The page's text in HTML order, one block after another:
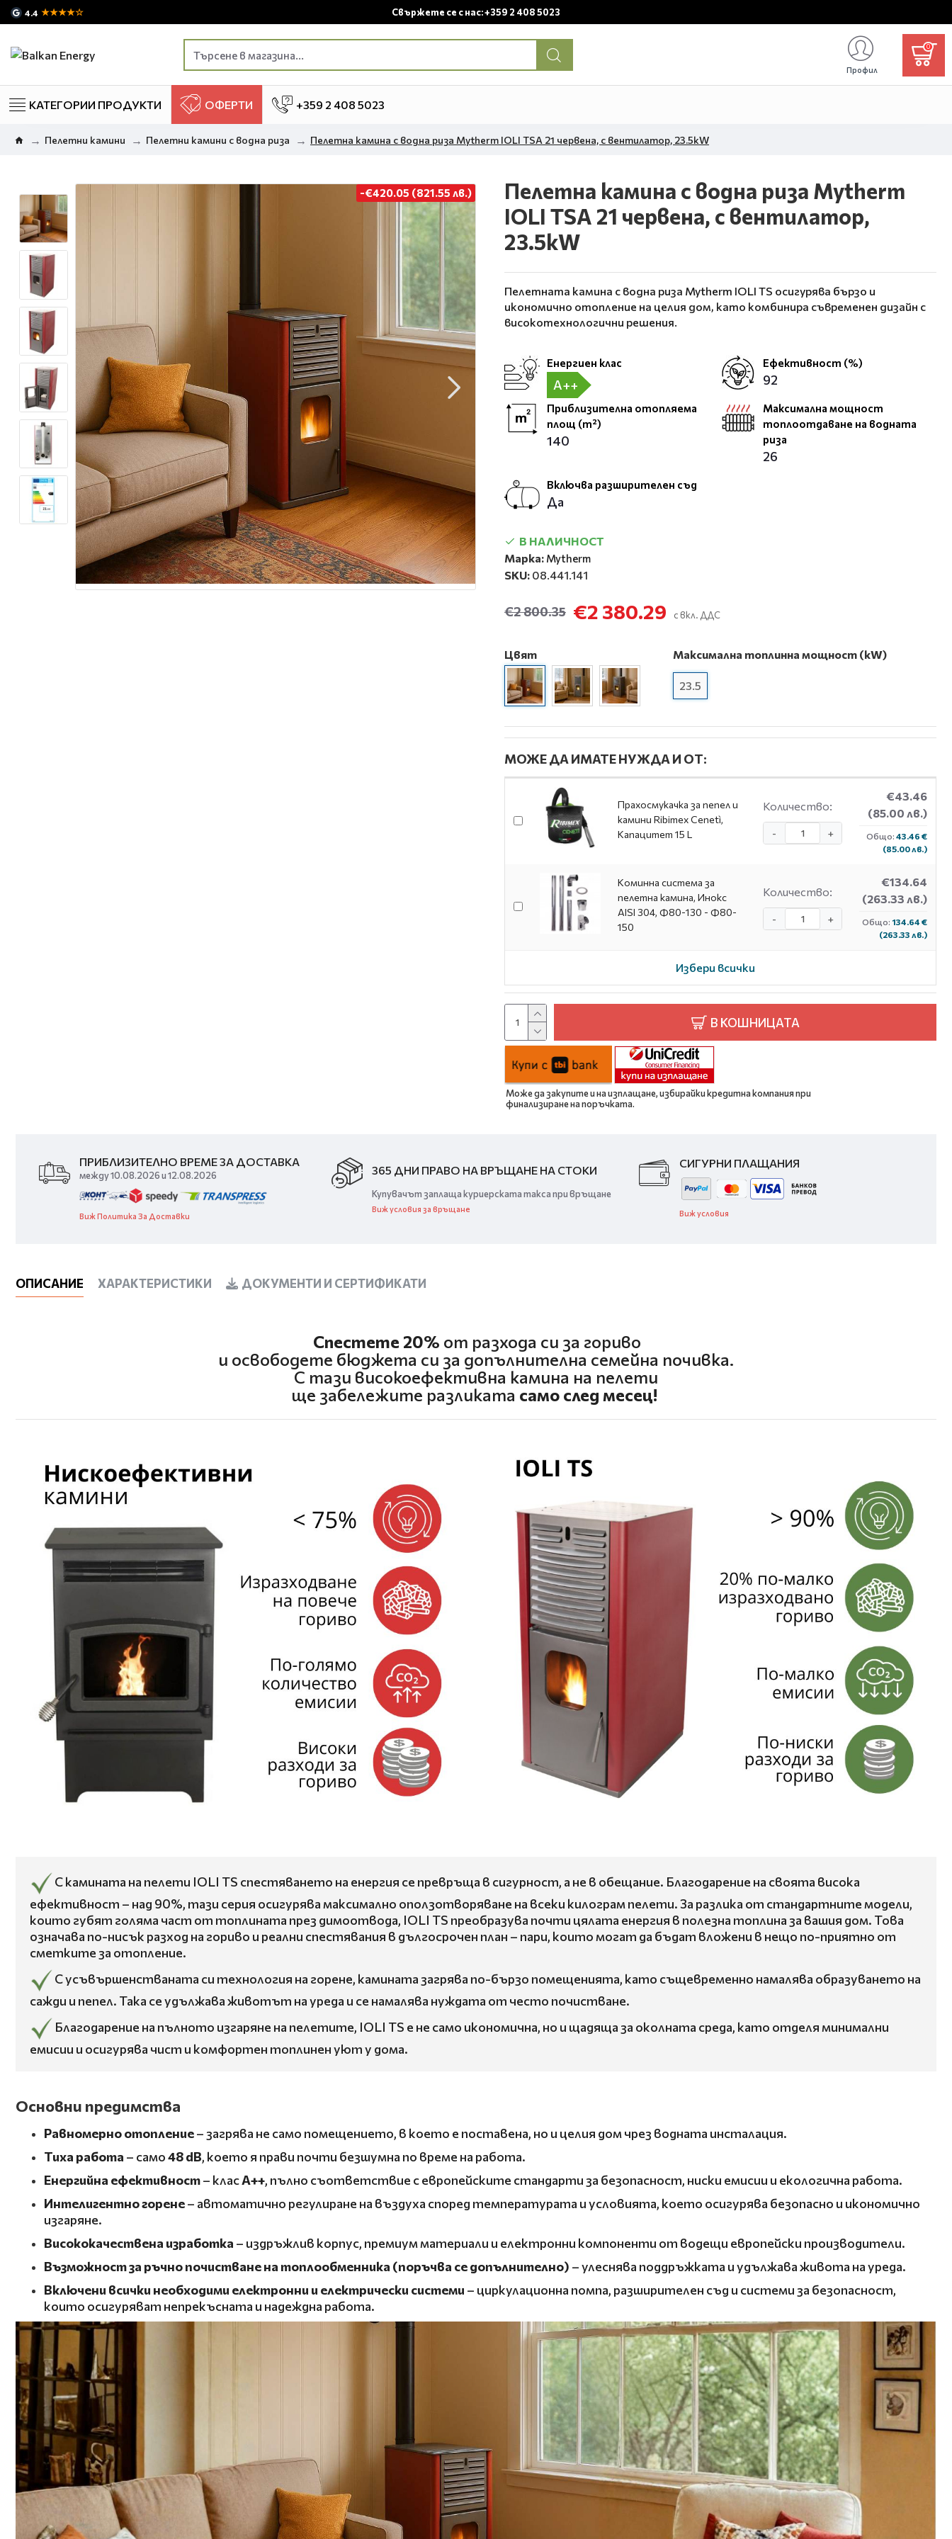
4.4 ★★★★☆ Свържете се с нас: +359 2 408 5023
Профил
0
КАТЕГОРИИ ПРОДУКТИ ОФЕРТИ +359 2 408 5023
Пелетни камини Пелетни камини с водна риза Пелетна камина с водна риза Mytherm IOLI TSA 21 червена, с вентилатор, 23.5kW
-€420.05 (821.55 лв.)
Пелетна камина с водна риза Mytherm
IOLI TSA 21 червена, с вентилатор,
23.5kW
Пелетната камина с водна риза Mytherm IOLI TS осигурява бързо и
икономично отопление на целия дом, като комбинира съвременен дизайн с
високотехнологични решения.
Енергиен клас
A++
Ефективност (%)
92
Приблизителна отопляема
площ (m²)
140
Максимална мощност
топлоотдаване на водната
риза
26
Включва разширителен съд
Да
В НАЛИЧНОСТ
Марка: Mytherm
SKU: 08.441.141
€2 380.29
€2 800.35 с вкл. ДДС
Цвят Максимална топлинна мощност (kW)
23.5
МОЖЕ ДА ИМАТЕ НУЖДА И ОТ:
Прахосмукачка за пепел и
камини Ribimex Cenetì,
Капацитет 15 L
Количество:
- +
€43.46
(85.00 лв.)
Общо: 43.46 €
(85.00 лв.)
Коминна система за
пелетна камина, Инокс
AISI 304, Ф80-130 - Ф80-
150
Количество:
- +
€134.64
(263.33 лв.)
Общо: 134.64 €
(263.33 лв.)
Избери всички
В КОШНИЦАТА
Може да закупите и на изплащане, избирайки кредитна компания при
финализиране на поръчката.
ПРИБЛИЗИТЕЛНО ВРЕМЕ ЗА ДОСТАВКА
между 10.08.2026 и 12.08.2026
Виж Политика За Доставки
365 ДНИ ПРАВО НА ВРЪЩАНЕ НА СТОКИ
Купувачът заплаща куриерската такса при връщане
Виж условия за връщане
СИГУРНИ ПЛАЩАНИЯ
Виж условия
ОПИСАНИЕ ХАРАКТЕРИСТИКИ ДОКУМЕНТИ И СЕРТИФИКАТИ
Спестете 20% от разхода си за гориво
и освободете бюджета си за допълнителна семейна почивка.
С тази високоефективна камина на пелети
ще забележите разликата само след месец!
С камината на пелети IOLI TS спестяването на енергия се превръща в сигурност, а не в обещание. Благодарение на своята висока
ефективност – над 90%, тази серия осигурява максимално оползотворяване на всеки килограм пелети. За разлика от стандартните модели,
които губят голяма част от топлината през димоотвода, IOLI TS преобразува почти цялата енергия в полезна топлина за вашия дом. Това
означава по-нисък разход на гориво и реални спестявания в дългосрочен план – пари, които могат да бъдат вложени в нещо по-приятно от
сметките за отопление.
С усъвършенстваната си технология на горене, камината загрява по-бързо помещенията, като същевременно намалява образуването на
сажди и пепел. Така се удължава животът на уреда и се намалява нуждата от често почистване.
Благодарение на пълното изгаряне на пелетите, IOLI TS е не само икономична, но и щадяща за околната среда, като отделя минимални
емисии и осигурява чист и комфортен топлинен уют у дома.
Основни предимства
Равномерно отопление– загрява не само помещението, в което е поставена, но и целия дом чрез водната инсталация.
Тиха работа – само48 dB, което я прави почти безшумна по време на работа.
Енергийна ефективност– класA++, пълно съответствие с европейските стандарти за безопасност, ниски емисии и екологична работа.
Интелигентно горене– автоматично регулиране на въздуха според температурата и условията, което осигурява безопасно и икономично
изгаряне.
Висококачествена изработка – издръжлив корпус, премиум материали и електронни компоненти от водещи европейски производители.
Възможност за ръчно почистване на топлообменника (поръчва се допълнително) – улеснява поддръжката и удължава живота на уреда.
Включени всички необходими електронни и електрически системи – циркулационна помпа, разширителен съд и системи за безопасност,
които осигуряват непрекъсната и надеждна работа.